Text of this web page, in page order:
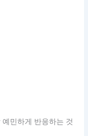
민하게 반응하는 것